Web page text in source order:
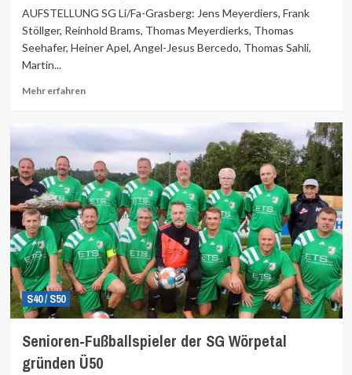
AUFSTELLUNG SG Li/Fa-Grasberg: Jens Meyerdiers, Frank
Stöllger, Reinhold Brams, Thomas Meyerdierks, Thomas
Seehafer, Heiner Apel, Angel-Jesus Bercedo, Thomas Sahli,
Martin...
Mehr erfahrenMehr
S40 / S50
Senioren-Fußballspieler der SG Wörpetal
gründen Ü50